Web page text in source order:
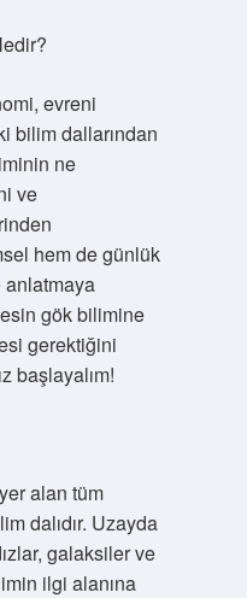
evreni
bilim dallarından
ne
ve
hem de günlük
anlatmaya
gök bilimine
gerektiğini
başlayalım!
alan tüm
dalıdır. Uzayda
galaksiler ve
ilgi alanına